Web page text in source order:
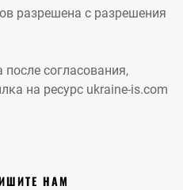
разрешена с разрешения
согласования,
на ресурс ukraine-is.com
НАМ